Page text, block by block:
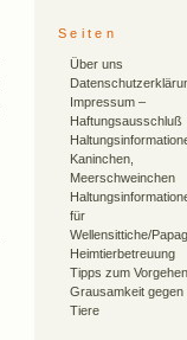
Seiten
Über uns
Impressum –
Haftungsausschluß
Kaninchen,
Meerschweinchen
für
Wellensittiche/
Heimtierbetreuung
Tipps zum
Grausamkeit gegen
Tiere